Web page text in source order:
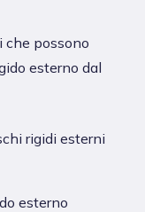
che possono
esterno dal
rigidi esterni
esterno